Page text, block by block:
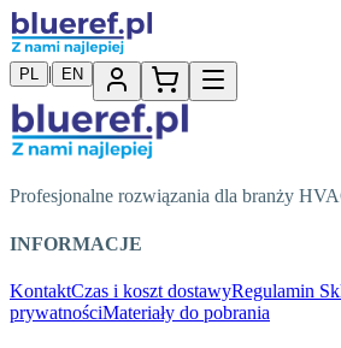
PL | EN
Profesjonalne rozwiązania dla branży
INFORMACJE
KontaktCzas i koszt dostawyRegulamin
prywatnościMateriały do pobrania